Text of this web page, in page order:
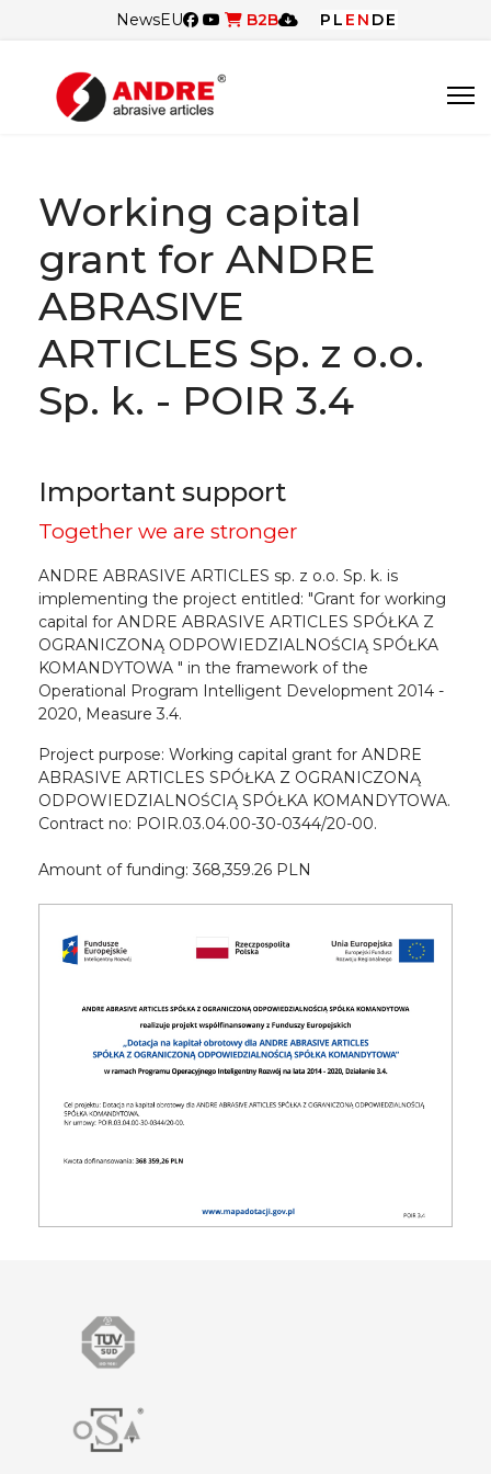
NewsEU B2B PL EN DE
Working capital
grant for ANDRE
ABRASIVE
ARTICLES Sp. z o.o.
Sp. k. - POIR 3.4
Important support
Together we are stronger
ANDRE ABRASIVE ARTICLES sp. z o.o. Sp. k. is
implementing the project entitled: "Grant for working
capital for ANDRE ABRASIVE ARTICLES SPÓŁKA Z
OGRANICZONĄ ODPOWIEDZIALNOŚCIĄ SPÓŁKA
KOMANDYTOWA " in the framework of the
Operational Program Intelligent Development 2014 -
2020, Measure 3.4.
Project purpose: Working capital grant for ANDRE
ABRASIVE ARTICLES SPÓŁKA Z OGRANICZONĄ
ODPOWIEDZIALNOŚCIĄ SPÓŁKA KOMANDYTOWA.
Contract no: POIR.03.04.00-30-0344/20-00.
Amount of funding: 368,359.26 PLN